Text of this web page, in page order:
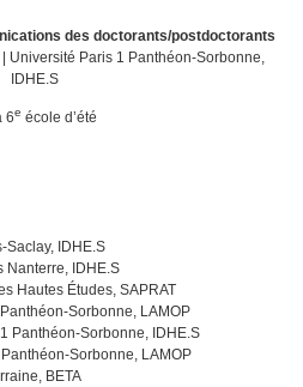
des doctorants/postdoctorants
| Université Paris 1 Panthéon-Sorbonne,
IDHE.S
6e école d’été
Saclay, IDHE.S
Nanterre, IDHE.S
Hautes Études, SAPRAT
Sorbonne, LAMOP
Panthéon-Sorbonne, IDHE.S
Sorbonne, LAMOP
BETA